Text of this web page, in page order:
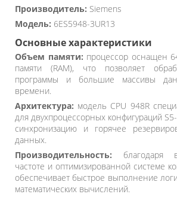
Производитель: Siemens
Модель: 6ES5948-3UR13
Основные характеристики
Объем памяти: процессор оснащен
памяти (RAM), что позволяет
программы и большие массивы
времени.
Архитектура: модель CPU 948R
для двухпроцессорных конфигураций
синхронизацию и горячее
данных.
Производительность: благодаря
частоте и оптимизированной системе
обеспечивает быстрое выполнение
математических вычислений.